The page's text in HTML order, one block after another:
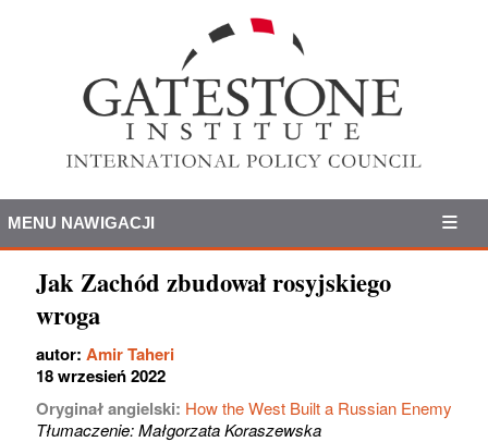
MENU NAWIGACJI
Jak Zachód zbudował rosyjskiego
wroga
autor: Amir Taheri
18 wrzesień 2022
Oryginał angielski: How the West Built a Russian Enemy
Tłumaczenie: Małgorzata Koraszewska